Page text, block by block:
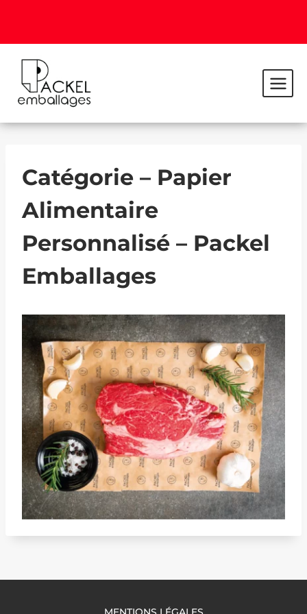
Catégorie – Papier
Alimentaire
Personnalisé – Packel
Emballages